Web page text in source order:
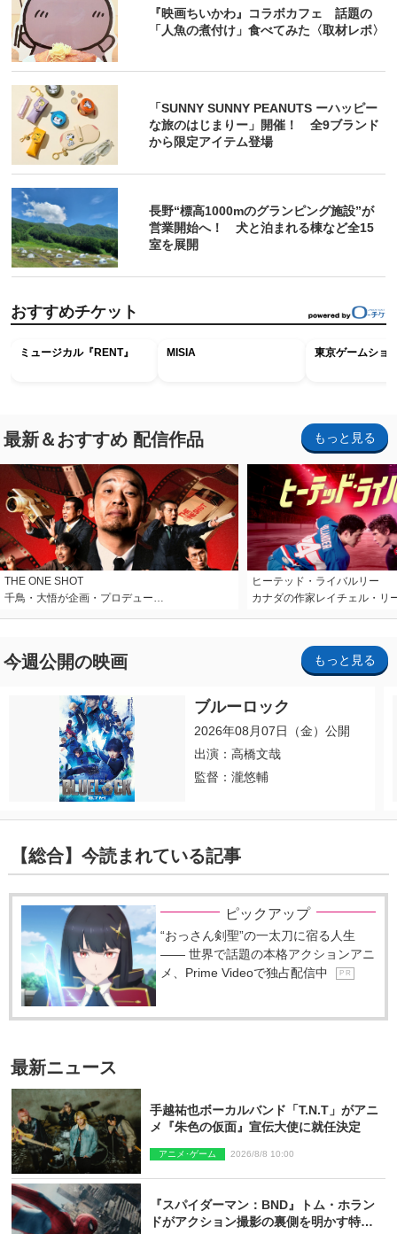
『映画ちいかわ』コラボカフェ 話題の
「人魚の煮付け」食べてみた〈取材レポ〉
「SUNNY SUNNY PEANUTS ーハッピー
な旅のはじまりー」開催！ 全9ブランド
から限定アイテム登場
長野“標高1000mのグランピング施設”が
営業開始へ！ 犬と泊まれる棟など全15
室を展開
おすすめチケット
ミュージカル『RENT』 MISIA 東京ゲームショ
最新＆おすすめ 配信作品 もっと見る
THE ONE SHOT
千鳥・大悟が企画・プロデュー…
ヒーテッド・ライバルリー
カナダの作家レイチェル・リ
今週公開の映画 もっと見る
ブルーロック
2026年08月07日（金）公開
出演：高橋文哉
監督：瀧悠輔
【総合】今読まれている記事
ピックアップ
“おっさん剣聖”の一太刀に宿る人生
―― 世界で話題の本格アクションアニ
メ、Prime Videoで独占配信中
P R
最新ニュース
手越祐也ボーカルバンド「T.N.T」がアニ
メ『朱色の仮面』宣伝大使に就任決定
アニメ･ゲーム 2026/8/8 10:00
『スパイダーマン：BND』トム・ホラン
ドがアクション撮影の裏側を明かす特別